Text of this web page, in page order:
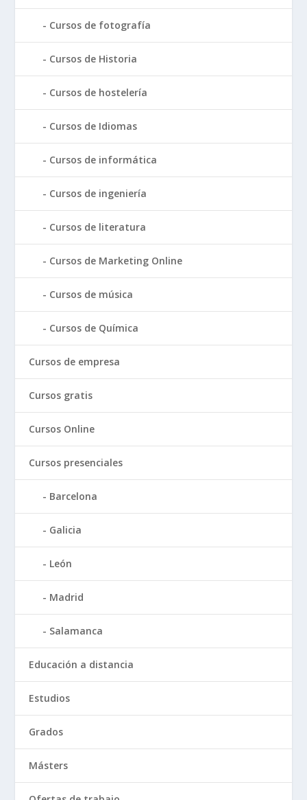
Cursos de fotografía
Cursos de Historia
Cursos de hostelería
Cursos de Idiomas
Cursos de informática
Cursos de ingeniería
Cursos de literatura
Cursos de Marketing Online
Cursos de música
Cursos de Química
Cursos de empresa
Cursos gratis
Cursos Online
Cursos presenciales
Barcelona
Galicia
León
Madrid
Salamanca
Educación a distancia
Estudios
Grados
Másters